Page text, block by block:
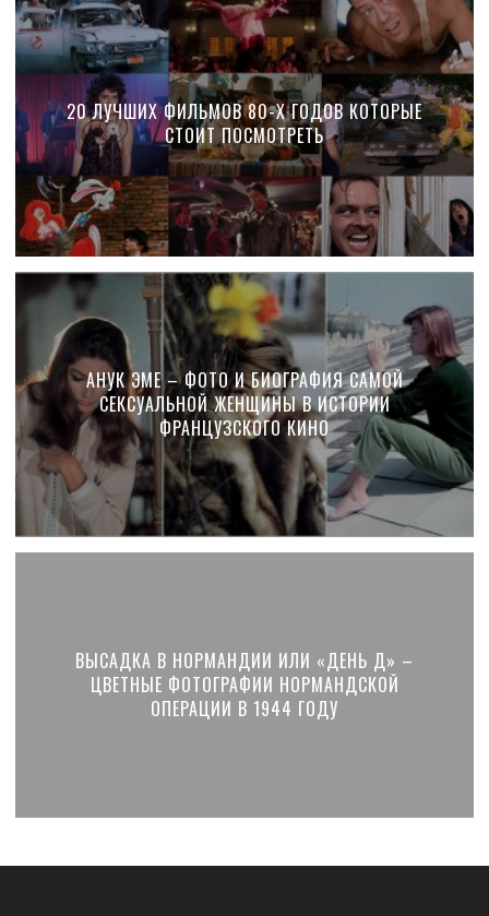
20 ЛУЧШИХ ФИЛЬМОВ 80-Х ГОДОВ КОТОРЫЕ
СТОИТ ПОСМОТРЕТЬ
АНУК ЭМЕ – ФОТО И БИОГРАФИЯ САМОЙ
СЕКСУАЛЬНОЙ ЖЕНЩИНЫ В ИСТОРИИ
ФРАНЦУЗСКОГО КИНО
ВЫСАДКА В НОРМАНДИИ ИЛИ «ДЕНЬ Д» –
ЦВЕТНЫЕ ФОТОГРАФИИ НОРМАНДСКОЙ
ОПЕРАЦИИ В 1944 ГОДУ